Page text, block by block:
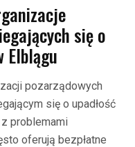
się o
Elblągu
pozarządowych
się o upadłość
problemami
oferują bezpłatne